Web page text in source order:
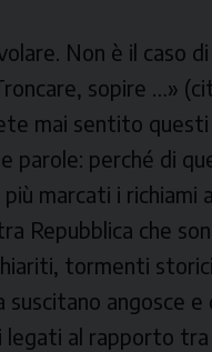
Non è il caso
sopire …»
mai sentito questi
parole: perché di
marcati i richiami
Repubblica che
tormenti
suscitano angosce e
legati al rapporto